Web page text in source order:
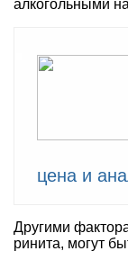
алкогольными
цена и
Другими
ринита, могут